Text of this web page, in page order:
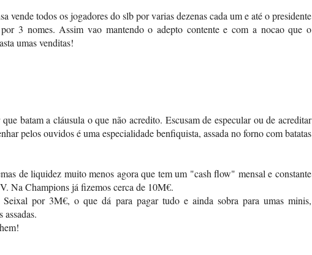
vende todos os jogadores do slb por varias dezenas cada um e até o presidente
3 nomes. Assim vao mantendo o adepto contente e com a nocao que o
umas venditas!
batam a cláusula o que não acredito. Escusam de especular ou de acreditar
pelos ouvidos é uma especialidade benfiquista, assada no forno com batatas
de liquidez muito menos agora que tem um "cash flow" mensal e constante
Na Champions já fizemos cerca de 10M€.
por 3M€, o que dá para pagar tudo e ainda sobra para umas minis,
assadas.